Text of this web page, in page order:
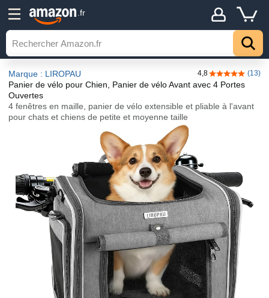
.fr
Marque : LIROPAU 4,84,8 sur 5(13)
Panier de vélo pour Chien, Panier de vélo Avant avec 4 Portes
Ouvertes
4 fenêtres en maille, panier de vélo extensible et pliable à l'avant
pour chats et chiens de petite et moyenne taille